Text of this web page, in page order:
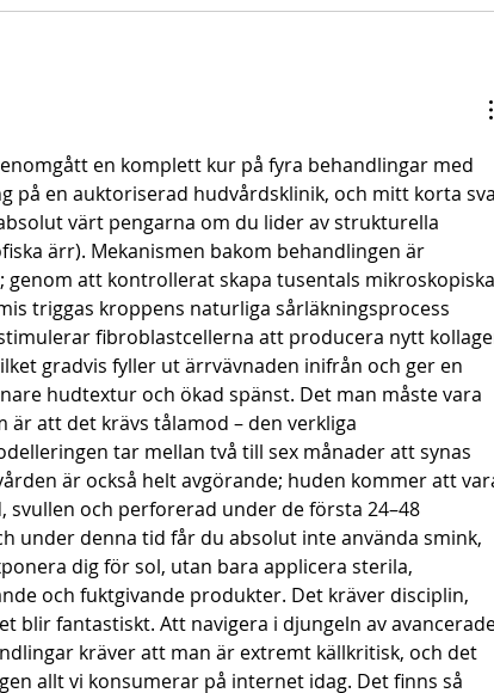
en komplett kur på fyra behandlingar med
på en auktoriserad hudvårdsklinik, och mitt korta
värt pengarna om du lider av strukturella
ärr). Mekanismen bakom behandlingen är
genom att kontrollerat skapa tusentals mikroskopiska
triggas kroppens naturliga sårläkningsprocess
fibroblastcellerna att producera nytt
gradvis fyller ut ärrvävnaden inifrån och ger en
hudtextur och ökad spänst. Det man måste vara
är att det krävs tålamod – den verkliga
tar mellan två till sex månader att synas
är också helt avgörande; huden kommer att
svullen och perforerad under de första 24–48
under denna tid får du absolut inte använda smink,
dig för sol, utan bara applicera sterila,
och fuktgivande produkter. Det kräver disciplin,
blir fantastiskt. Att navigera i djungeln av
kräver att man är extremt källkritisk, och det
allt vi konsumerar på internet idag. Det finns så